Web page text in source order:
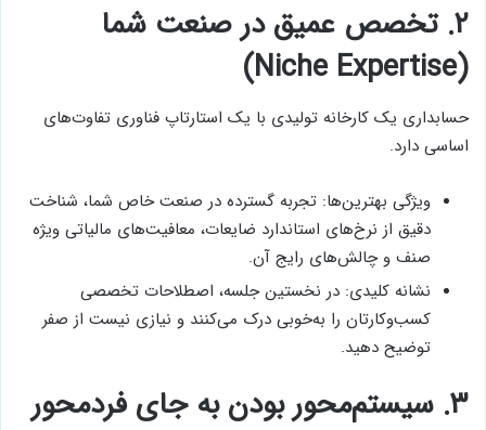
۲. تخصص عمیق در صنعت شما
(Niche Expertise)
حسابداری یک کارخانه تولیدی با یک استارتاپ فناوری تفاوت‌های
اساسی دارد.
ویژگی بهترین‌ها: تجربه گسترده در صنعت خاص شما، شناخت
دقیق از نرخ‌های استاندارد ضایعات، معافیت‌های مالیاتی ویژه
صنف و چالش‌های رایج آن.
نشانه کلیدی: در نخستین جلسه، اصطلاحات تخصصی
کسب‌وکارتان را به‌خوبی درک می‌کنند و نیازی نیست از صفر
توضیح دهید.
۳. سیستم‌محور بودن به جای فردمحور